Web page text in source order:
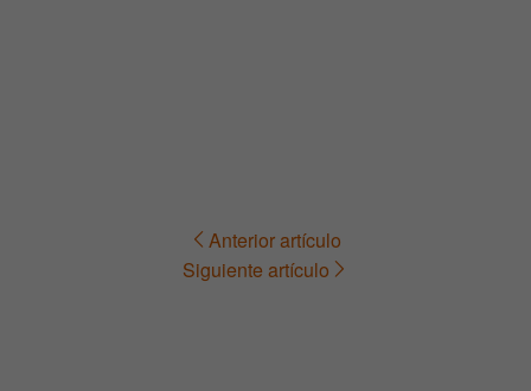
Navegación Anterior artículo
Siguiente artículo